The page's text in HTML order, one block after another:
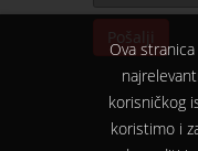
Pošalji
Ova
korisničkog
koristimo i